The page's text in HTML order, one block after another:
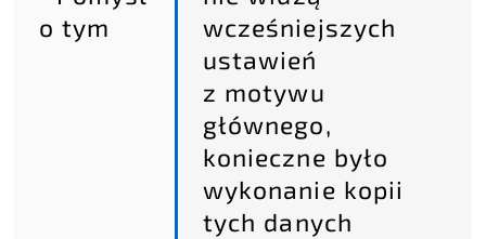
wcześniejszych
ustawień
z motywu
głównego,
konieczne było
wykonanie kopii
tych danych